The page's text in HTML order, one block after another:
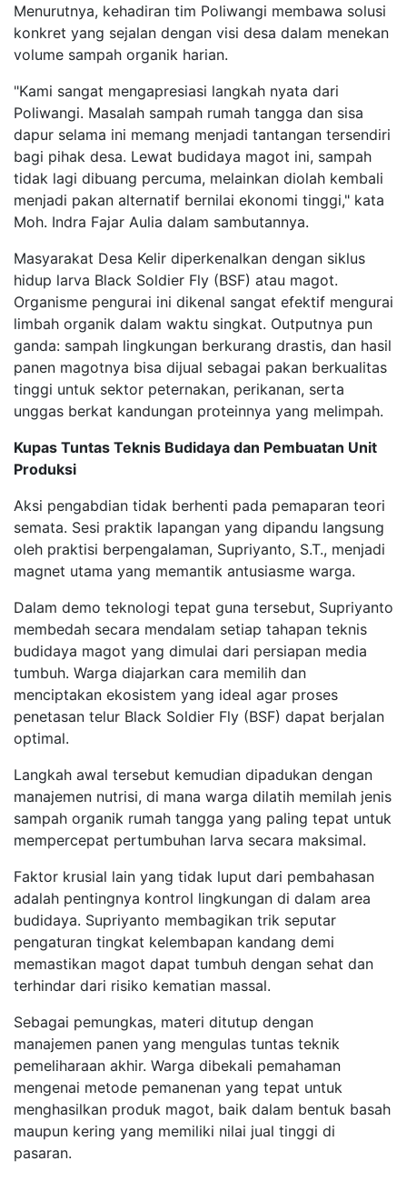
Menurutnya, kehadiran tim Poliwangi membawa solusi
konkret yang sejalan dengan visi desa dalam menekan
volume sampah organik harian.
"Kami sangat mengapresiasi langkah nyata dari
Poliwangi. Masalah sampah rumah tangga dan sisa
dapur selama ini memang menjadi tantangan tersendiri
bagi pihak desa. Lewat budidaya magot ini, sampah
tidak lagi dibuang percuma, melainkan diolah kembali
menjadi pakan alternatif bernilai ekonomi tinggi," kata
Moh. Indra Fajar Aulia dalam sambutannya.
Masyarakat Desa Kelir diperkenalkan dengan siklus
hidup larva Black Soldier Fly (BSF) atau magot.
Organisme pengurai ini dikenal sangat efektif mengurai
limbah organik dalam waktu singkat. Outputnya pun
ganda: sampah lingkungan berkurang drastis, dan hasil
panen magotnya bisa dijual sebagai pakan berkualitas
tinggi untuk sektor peternakan, perikanan, serta
unggas berkat kandungan proteinnya yang melimpah.
Kupas Tuntas Teknis Budidaya dan Pembuatan Unit
Produksi
Aksi pengabdian tidak berhenti pada pemaparan teori
semata. Sesi praktik lapangan yang dipandu langsung
oleh praktisi berpengalaman, Supriyanto, S.T., menjadi
magnet utama yang memantik antusiasme warga.
Dalam demo teknologi tepat guna tersebut, Supriyanto
membedah secara mendalam setiap tahapan teknis
budidaya magot yang dimulai dari persiapan media
tumbuh. Warga diajarkan cara memilih dan
menciptakan ekosistem yang ideal agar proses
penetasan telur Black Soldier Fly (BSF) dapat berjalan
optimal.
Langkah awal tersebut kemudian dipadukan dengan
manajemen nutrisi, di mana warga dilatih memilah jenis
sampah organik rumah tangga yang paling tepat untuk
mempercepat pertumbuhan larva secara maksimal.
Faktor krusial lain yang tidak luput dari pembahasan
adalah pentingnya kontrol lingkungan di dalam area
budidaya. Supriyanto membagikan trik seputar
pengaturan tingkat kelembapan kandang demi
memastikan magot dapat tumbuh dengan sehat dan
terhindar dari risiko kematian massal.
Sebagai pemungkas, materi ditutup dengan
manajemen panen yang mengulas tuntas teknik
pemeliharaan akhir. Warga dibekali pemahaman
mengenai metode pemanenan yang tepat untuk
menghasilkan produk magot, baik dalam bentuk basah
maupun kering yang memiliki nilai jual tinggi di
pasaran.